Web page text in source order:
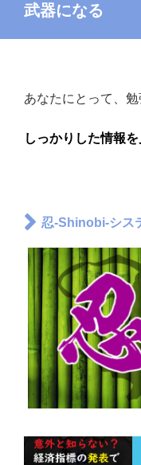
武器になる
あなたにとって、
しっかりした情報
忍-Shinobi-シス